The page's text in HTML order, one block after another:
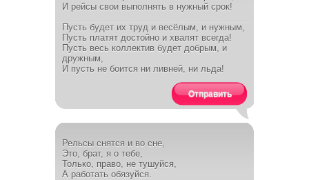
И рейсы свои выполнять в нужный срок!
Пусть будет их труд и весёлым, и нужным,
Пусть платят достойно и хвалят всегда!
Пусть весь коллектив будет добрым, и
дружным,
И пусть не боится ни ливней, ни льда!
Отправить
Рельсы снятся и во сне,
Это, брат, я о тебе,
Только, право, не тушуйся,
А работать обязуйся.